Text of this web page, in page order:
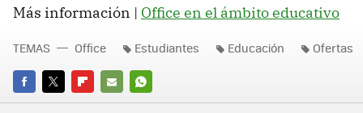
Más información | Office en el ámbito educativo
FACEBOOK
TWITTERFLIPBOARD
E-
WHATSAPP
TEMAS Office Estudiantes Educación Ofertas